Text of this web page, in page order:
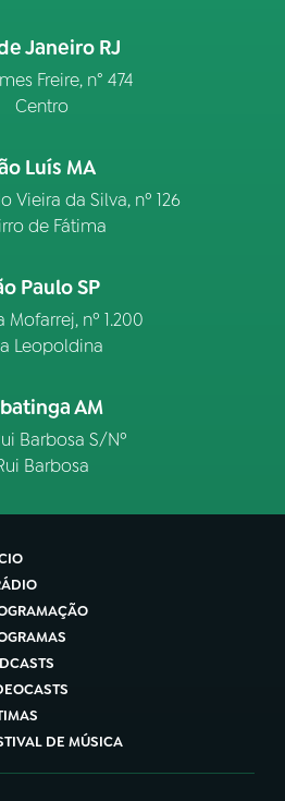
Janeiro RJ
Freire, n° 474
Centro
Luís MA
Vieira da Silva, nº 126
de Fátima
Paulo SP
Mofarrej, nº 1.200
Leopoldina
AM
Barbosa S/Nº
Barbosa
DE MÚSICA